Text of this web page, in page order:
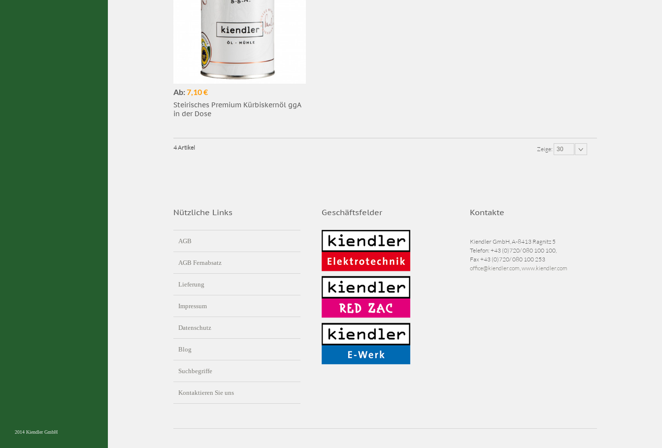
2014 Kiendler GmbH
Ab:7,10 €
Steirisches Premium Kürbiskernöl ggA
in der Dose
Zeige: 30
4 Artikel
Nützliche Links
AGB
AGB Fernabsatz
Lieferung
Impressum
Datenschutz
Blog
Suchbegriffe
Kontaktieren Sie uns
Geschäftsfelder Kontakte
Kiendler GmbH, A-8413 Ragnitz 5
Telefon: +43 (0)720/ 080 100 100
Fax +43 (0)720/ 080 100 253
office@kiendler.com www.kiendler.com